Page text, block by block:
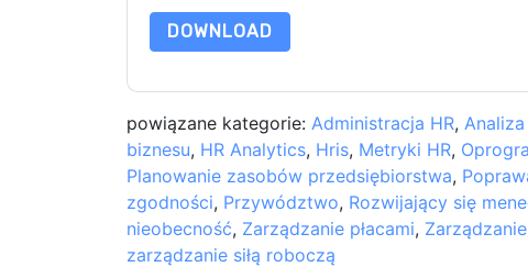
DOWNLOAD
powiązane kategorie: Administracja HR,
biznesu, HR Analytics, Hris, Metryki HR,
Planowanie zasobów przedsiębiorstwa,
zgodności, Przywództwo, Rozwijający się
nieobecność, Zarządzanie płacami,
zarządzanie siłą roboczą